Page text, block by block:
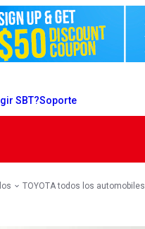
SBT?Soporte
TOYOTA todos los automobiles